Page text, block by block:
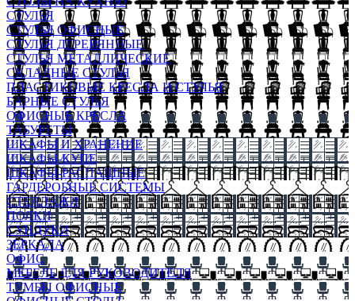
СТУЛЬЯ
СТУЛЬЯ ОФИСНЫЕ
СТУЛЬЯ ДЕРЕВЯННЫЕ
СТУЛЬЯ МЕТАЛЛИЧЕСКИЕ
СКЛАДНЫЕ СТУЛЬЯ
ПЛАСТИКОВЫЕ КРЕСЛА И СТУЛЬЯ
БАРНЫЕ СТУЛЬЯ
ОФИСНЫЕ КРЕСЛА
ТАБУРЕТЫ
ШКАФЫ И ХРАНЕНИЕ
ШКАФЫ-КУПЕ
ШКАФЫ-РАСПАШНЫЕ
ГАРДЕРОБНЫЕ СИСТЕМЫ
СТЕЛЛАЖИ
ПОЛКИ
СУНДУКИ
ЗЕРКАЛА
ОФИС
МЕБЕЛЬ ДЛЯ РУКОВОДИТЕЛЯ
ТУМБЫ ОФИСНЫЕ